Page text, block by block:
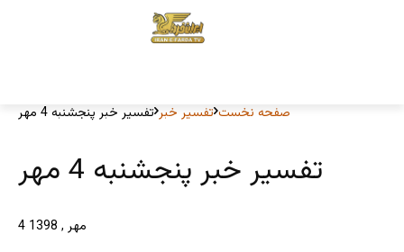
صفحه نخست تفسیر خبر
4 مهر , 1398